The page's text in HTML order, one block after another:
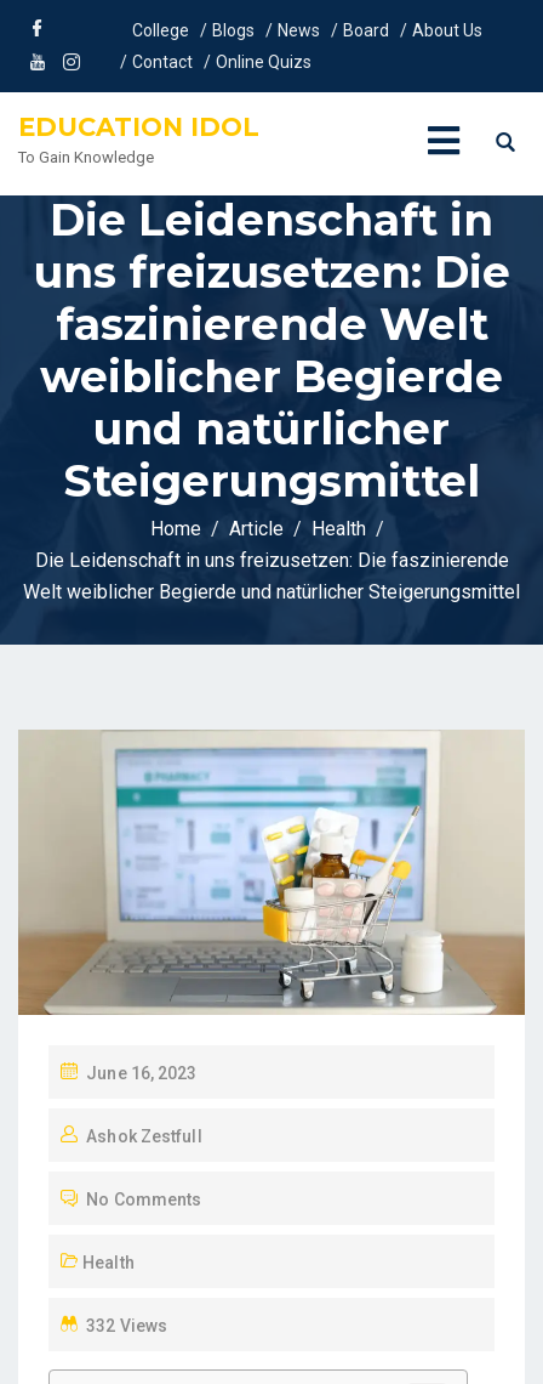
College Blogs News Board
About Us
Contact
Online Quizs
EDUCATION IDOL
To Gain Knowledge
Die Leidenschaft in
uns freizusetzen: Die
faszinierende Welt
weiblicher Begierde
und natürlicher
Steigerungsmittel
Home Article
Health
Die Leidenschaft in uns freizusetzen: Die faszinierende
Welt weiblicher Begierde und natürlicher Steigerungsmittel
S
E
O
June 16, 2023
Ashok Zestfull
No Comments
Health
332 Views